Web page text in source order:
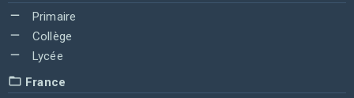
Primaire
Collège
Lycée
France